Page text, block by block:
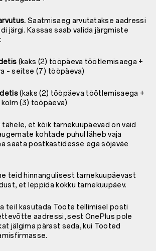
Saatmisaeg arvutatakse aadressi
järgi. Kassas saab valida järgmiste
(kaks (2) tööpäeva töötlemisaega +
– seitse (7) tööpäeva)
(kaks (2) tööpäeva töötlemisaega +
(3) tööpäeva)
tähele, et kõik tarnekuupäevad on vaid
kohtade puhul läheb vaja
saata postkastidesse ega sõjaväe
teid hinnangulisest tarnekuupäevast
et leppida kokku tarnekuupäev.
teil kasutada Toote tellimisel posti
aadressi, sest OnePlus pole
jälgima pärast seda, kui Tooted